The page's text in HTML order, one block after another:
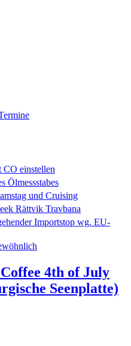
CO einstellen
Ölmessstabes
und Cruising
Rättvik Travbana
Importstop wg. EU-
4th of July
Seenplatte)